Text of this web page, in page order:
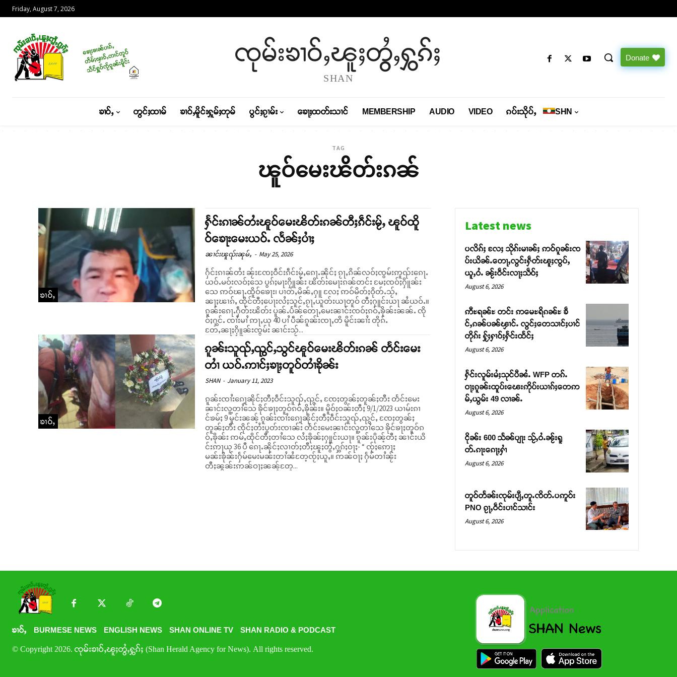
Friday, August 7, 2026
ၸုမ်းၶၢဝ်ႇၽူႈတွႆႇႁွၵ်ႈ
SHAN
Donate
ၶၢဝ်ႇ တွင်ႈထၢမ် ၶၢဝ်ႇမိူင်းႁူမ်ႈတုမ် ပွင်ႈၵႂၢမ်း ၶေႃႈထတ်းသၢင် MEMBERSHIP AUDIO VIDEO ၵပ်းသိုပ်ႇ SHN
TAG
ၽူဝ်မေးၽိတ်းၵၼ်
ၶၢဝ်ႇ
ႁႅင်းၵၢၼ်တႆးၽူဝ်မေးၽိတ်းၵၼ်တီႈၵဵင်းမႂ်ႇ ၽူဝ်ထိူ
ဝ်ၶေႃးမေးယဝ်ႉ လႅၼ်ႈပၢႆႈ
ၼၢင်းၽူၺ်းၼုမ်ႇ - May 25, 2026
ႁႅင်းၵၢၼ်တႆး ၼႂ်းၸႄႈဝဵင်းၵဵင်းမႂ်ႇၵေႃႉၼိုင်ႈ ၵႂႃႇၵိၼ်လဝ်ႈၸွမ်းဢူၺ်းၵေႃႉ
ယဝ်ႉမဝ်းလဝ်ႈသေ ပွၵ်ႈမႃးႁိူၼ်း ၽိတ်းမေႃးၵၼ်တင်း မႄႈၸဝ်ႈႁိူၼ်း
သေ ဢဝ်ၽႃႉထိူဝ်ၶေႃး၊ ပၢတ်ႇမိၼ်ႇႁူ လႄႈ ဢဝ်မိတ်ႈဝိုတ်ႉသႂ်ႇ
ၼႃႈၽၢၵ်ႇ ထိုင်တီႈပေႃးလႆႈသူင်ႇၵႂႃႇယူတ်းယႃတူဝ် တီႈႁူင်းယႃ ၼႆယဝ်ႉ။
ၵူၼ်းၵေႃႉႁဵတ်းၽိတ်း ပူၼ်ႉပႅၼ်တေႃႇမေးၼၢင်းၸဝ်ႈၵဝ်ႇၶိုၼ်းၼၼ်ႉ ၸို
ဝ်ႈႁွင်ႉ ၸၢႆးမၢႆ ဢႃႇယု 40 ပၢႆ ပဵၼ်ၵူၼ်းၸႃႇတိ မိူင်းၼၢႆး တိုၵ်ႉ
တႄႇၼႃႈႁိူၼ်းၸွမ်း ၼၢင်းသႂ်...
ၶၢဝ်ႇ
ၵူၼ်းသူၺ်ႇၺွင်ႇသွင်ၽူဝ်မေးၽိတ်းၵၼ် တႅင်းမေး
တၢႆ ယဝ်ႉဢၢင်ႈၶႃႈတူဝ်တၢႆၶိုၼ်း
SHAN - January 11, 2023
ၵူၼ်းၸၢႆးၵေႃ့ၼိုင်ႈတီႈဝဵင်းသူၺ်ႇၺွင်ႇ ၸႄႈတွၼ်ႈတူၼ်ႈတီး တႅင်းမေး
ၼၢင်းလူ့တၢႆသေ ၶိုင်ၶႃႈတူဝ်ၵဝ်ႇၶိုၼ်း။ မိူဝ်ႈဝၼ်းတီႈ 9/1/2023 ယၢမ်းၵၢ
င်ၶမ်ႈ 9 မူင်းၼၼ့် ၵူၼ်းၸၢႆးၵေႃ့ၼိုင်ႈတီႈဝဵင်းသူၺ်ႇၺွင်ႇ ၸႄႈတွၼ်ႈ
တူၼ်ႈတီး ၸိုင်ႈတႆးပွတ်းၸၢၼ်း တႅင်းမေးၼၢင်းလူ့တၢႆသေ ၶိုင်ၶႃႈတူဝ်ၵ
ဝ်ႇၶိုၼ်း ဢမ်ႇထိုင်တီႈတၢႆသေ လႆႈၶိုၼ်ႈႁူင်းယႃ။ ၵူၼ်းပိုၼ့်တီႈ ၼၢင်းယိ
င်းဢႃယု 36 ပီ ၵေႃႉၼိုင်ႈလၢတ်ႈတီႈၽူႈတွႆႇႁွၵ်ႈဝႃႈ- “ ၸႂ်ႈဢေႃႈ
မၼ်းၶိုၼ်းႁႅမ်မေးမၼ်းတၢႆၼႆတႄ့ၸႂ်ႈယူႇ။ ဢၼ်ဝႃႈ ႁႅမ်တၢႆၼႂ်း
တီႈၼွၼ်းဢၼ်ဝႃႈၼၼ့်တႄ့...
Latest news
ပလိၵ်ႈ လႄႈ သိုၵ်းမၢၼ်ႈ ဢဝ်ၵူၼ်းၸ
ပ်းယိၼ်ႉတေႃႇလွင်းႁဵတ်းၽူႈၸွပ်ႇ
ယူႇဝႆႉ ၼႂ်းဝဵင်းလႃႈသဵဝ်ႈ
August 6, 2026
ဢီႊရၼ်ႊ တင်း ဢမေႊရိၵၼ်ႊ ၶဵ
င်ႇၵၼ်ပၼ်ၾၢင်ႉ လွင်ႈတေသၢင်ႈပၢင်
တိုၵ်း ႁႂ်ႈႁၢဝ်ႈႁႅင်းထႅင်ႈ
August 6, 2026
ႁႅင်းလူမ်းမႆႈသုင်ပီၼႆႉ WFP တၵ်ႉ
ဝႃႈၵူၼ်းထူပ်းၽေးဢိုပ်းယၢၵ်ႈတေဢ
မ်ႇယွမ်း 49 လၢၼ်ႉ
August 6, 2026
ငိုၼ်း 600 သႅၼ်ပျႃး သႂ်ႇဝႆႉၼႂ်းရူ
တ်ႉၵႃးၵေႃႈႁၢႆ
August 6, 2026
တူဝ်တႅၼ်းၸုမ်းပျီႇတူႉၸိတ်ႉပဢူဝ်း
PNO ၵႂႃႇဝဵင်းပၢင်သၢင်း
August 6, 2026
ၶၢဝ်ႇ BURMESE NEWS ENGLISH NEWS SHAN ONLINE TV SHAN RADIO & PODCAST
© Copyright 2026. ၸုမ်းၶၢဝ်ႇၽူႈတွႆႇႁွၵ်ႈ (Shan Herald Agency for News). All rights reserved.